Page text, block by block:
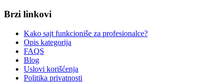
Brzi linkovi
Kako sajt funkcioniše za profesionalce?
Opis kategorija
FAQS
Blog
Uslovi korišćenja
Politika privatnosti